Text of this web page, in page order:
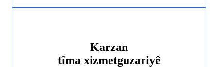
Karzan
tîma xizmetguzariyê